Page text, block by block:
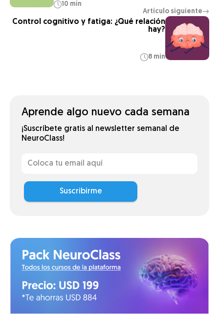
10 min
Artículo siguiente→
Control cognitivo y fatiga: ¿Qué relación
hay?
8 min
Aprende algo nuevo cada semana
¡Suscríbete gratis al newsletter semanal de
NeuroClass!
Suscribirme